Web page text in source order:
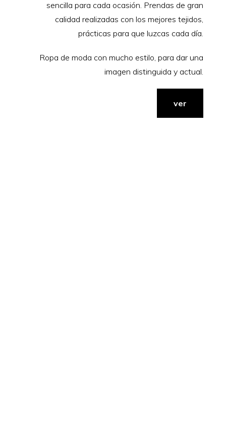
sencilla para cada ocasión. Prendas de gran
calidad realizadas con los mejores tejidos,
prácticas para que luzcas cada día.
Ropa de moda con mucho estilo, para dar una
imagen distinguida y actual.
ver